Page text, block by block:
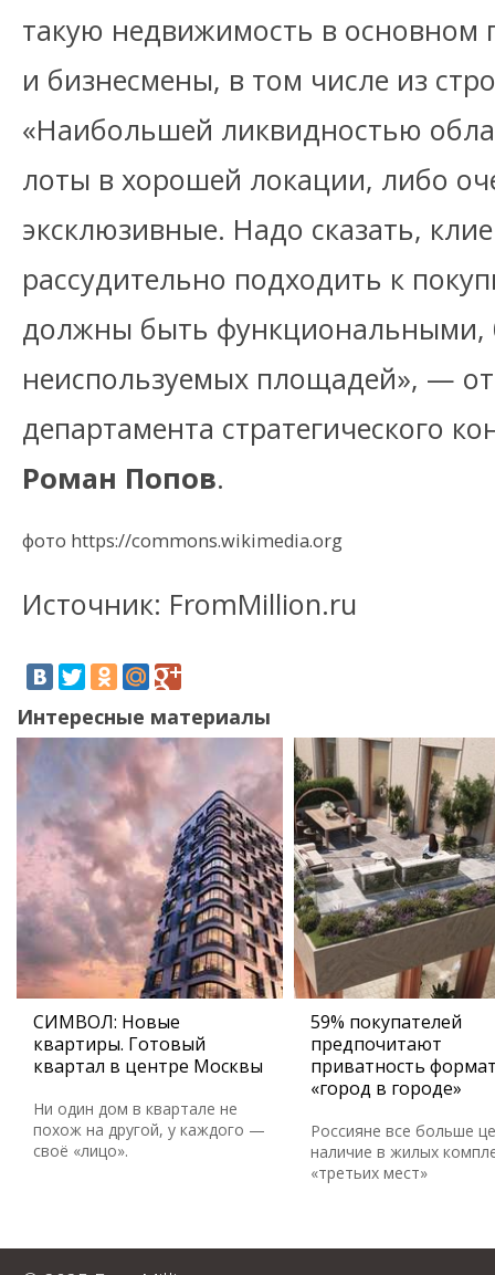
такую недвижимость в основном
и бизнесмены, в том числе из
«Наибольшей ликвидностью
лоты в хорошей локации, либо
эксклюзивные. Надо сказать,
рассудительно подходить к
должны быть функциональными,
неиспользуемых площадей», —
департамента стратегического
Роман Попов.
фото https://commons.wikimedia.org
Источник: FromMillion.ru
Интересные материалы
СИМВОЛ: Новые
квартиры. Готовый
квартал в центре Москвы
Ни один дом в квартале не
похож на другой, у каждого —
своё «лицо».
59% покупателей
предпочитают
приватность
«город в городе»
Россияне все больше
наличие в жилых
«третьих мест»